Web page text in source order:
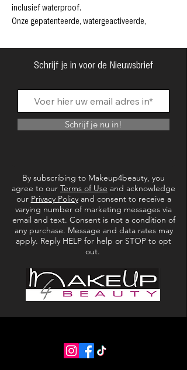
inclusief waterproof.
Onze gepatenteerde, watergeactiveerde,
gemakkelijk alle make-up en zonnebrandcrème
uit de poriën. 2-in-1 voordeel: de ene kant
de huid.
✓ Dermatologisch aanbevolen
✓ SmartErase™-technologie
✓ Herbruikbaar en machinewasbaar
gevoelige huid. Het is niet-comedogeen, veilig
voor wimperextensions en volledig olievrij voor
een frisse, comfortabele ervaring.
Hoe te gebruiken
Nat maken met warm water. Hoe warmer, hoe
make-up te verwijderen met de korte vezelzijde.
Draai naar de lange vezelzijde (zijde met label)
om de huid te exfoliëren.
Schrijf je in voor de Nieuwsbrief
Schrijf je nu in!
By subscribing to Makeup4beauty, you
agree to our Terms of Use and acknowledge
our Privacy Policyand consent to receive a
varying number of marketing messages via
email and text. Consent is not a condition of
any purchase. Message and data rates may
apply. Reply HELP for help or STOP to opt
out.